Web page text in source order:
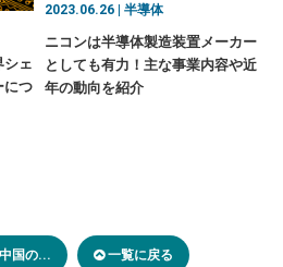
シェ
につ
2023.06.26 | 半導体
ニコンは半導体製造装置メーカー
としても有力！主な事業内容や近
年の動向を紹介
国の... 一覧に戻る